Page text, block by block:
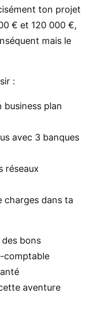
ton projet
€ et 120 000 €,
mais le
:
business plan
avec 3 banques
réseaux
charges dans ta
bons
comptable
aventure